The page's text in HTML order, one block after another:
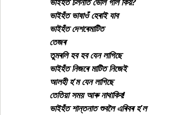
ভাইহঁত ভাষাওঁ হেৰাই যাব
ভাইহঁত দেশৰেমাটিত
তেজৰ
তুমৰলি হব হব যেন লাগিছে
ভাইহঁত নিজৰে মাটিত নিজেই
আলহী হ’ম যেন লাগিছে
তেতিয়া সময় আৰু নাথাকিব!
ভাইহঁত শান্তনাত শুবলৈ এৰিবৰ হ’ল